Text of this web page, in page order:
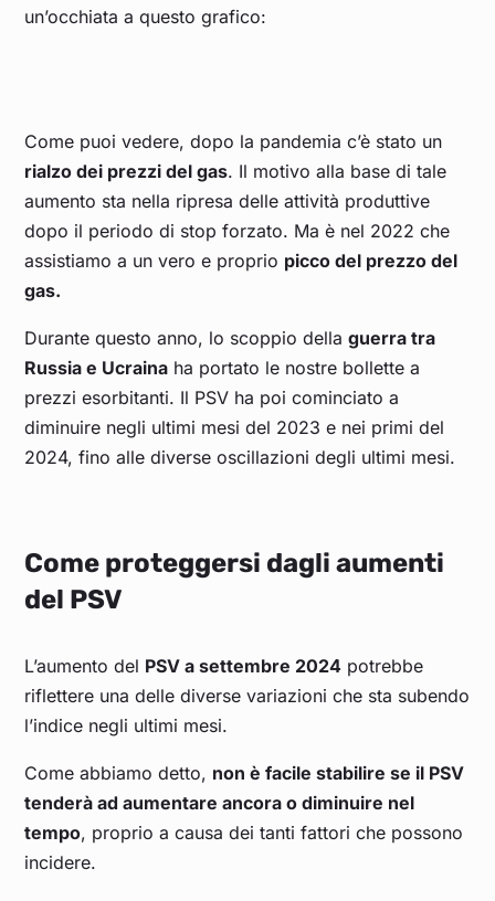
Febbraio 2022 0,862
Gennaio 2022 0,910
un’occhiata a questo grafico:
Come puoi vedere, dopo la pandemia c’è stato un
rialzo dei prezzi del gas. Il motivo alla base di tale
aumento sta nella ripresa delle attività produttive
dopo il periodo di stop forzato. Ma è nel 2022 che
assistiamo a un vero e proprio picco del prezzo del
gas.
Durante questo anno, lo scoppio dellaguerra tra
Russia e Ucraina ha portato le nostre bollette a
prezzi esorbitanti. Il PSV ha poi cominciato a
diminuire negli ultimi mesi del 2023 e nei primi del
2024, fino alle diverse oscillazioni degli ultimi mesi.
Come proteggersi dagli aumenti
del PSV
L’aumento del PSV a settembre 2024 potrebbe
riflettere una delle diverse variazioni che sta subendo
l’indice negli ultimi mesi.
Come abbiamo detto, non è facile stabilire se il PSV
tenderà ad aumentare ancora o diminuire nel
tempo, proprio a causa dei tanti fattori che possono
incidere.